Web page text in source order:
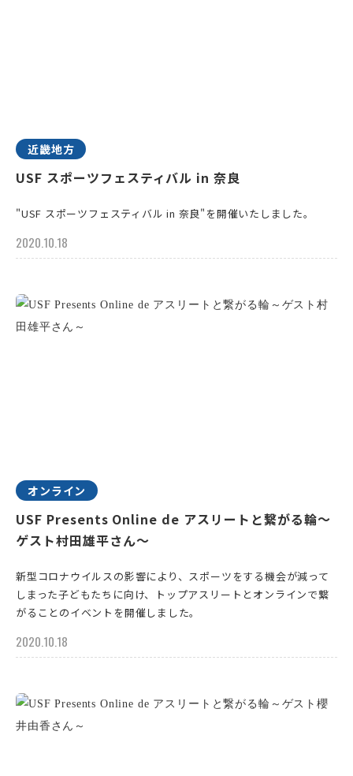
近畿地方
USF スポーツフェスティバル in 奈良
"USF スポーツフェスティバル in 奈良"を開催いたしました。
2020.10.18
オンライン
USF Presents Online de アスリートと繋がる輪～
ゲスト村田雄平さん～
新型コロナウイルスの影響により、スポーツをする機会が減って
しまった子どもたちに向け、トップアスリートとオンラインで繋
がることのイベントを開催しました。
2020.10.18